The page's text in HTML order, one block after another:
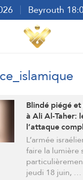
Beyrouth
ع
Blindé piégé
à Ali Al-Taher:
l’attaque
Hezbollah »
israélienne
L’armée
faire la lumière
jeudi 18 juin, …